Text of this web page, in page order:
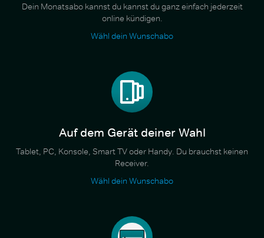
Dein Monatsabo kannst du kannst du ganz einfach jederzeit
online kündigen.
Wähl dein Wunschabo
Auf dem Gerät deiner Wahl
Tablet, PC, Konsole, Smart TV oder Handy. Du brauchst keinen
Receiver.
Wähl dein Wunschabo